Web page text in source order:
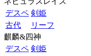
デスペ 剣姫
古代
リーフ
麒麟&四神
デスペ 剣姫